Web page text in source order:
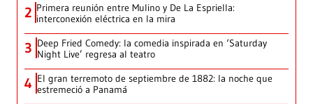
2 Primera reunión entre Mulino y De La Espriella:
interconexión eléctrica en la mira
3 Deep Fried Comedy: la comedia inspirada en ‘Saturday
Night Live’ regresa al teatro
4 El gran terremoto de septiembre de 1882: la noche que
estremeció a Panamá